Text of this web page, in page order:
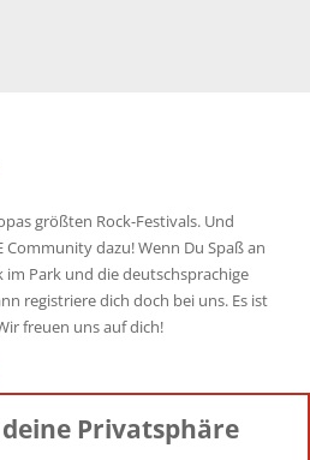
größten Rock-Festivals. Und
Community dazu! Wenn Du Spaß an
Park und die deutschsprachige
registriere dich doch bei uns. Es ist
freuen uns auf dich!
Privatsphäre